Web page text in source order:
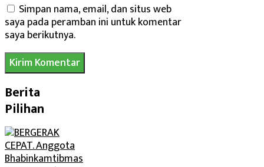
Simpan nama, email, dan situs web
saya pada peramban ini untuk komentar
saya berikutnya.
Berita
Pilihan